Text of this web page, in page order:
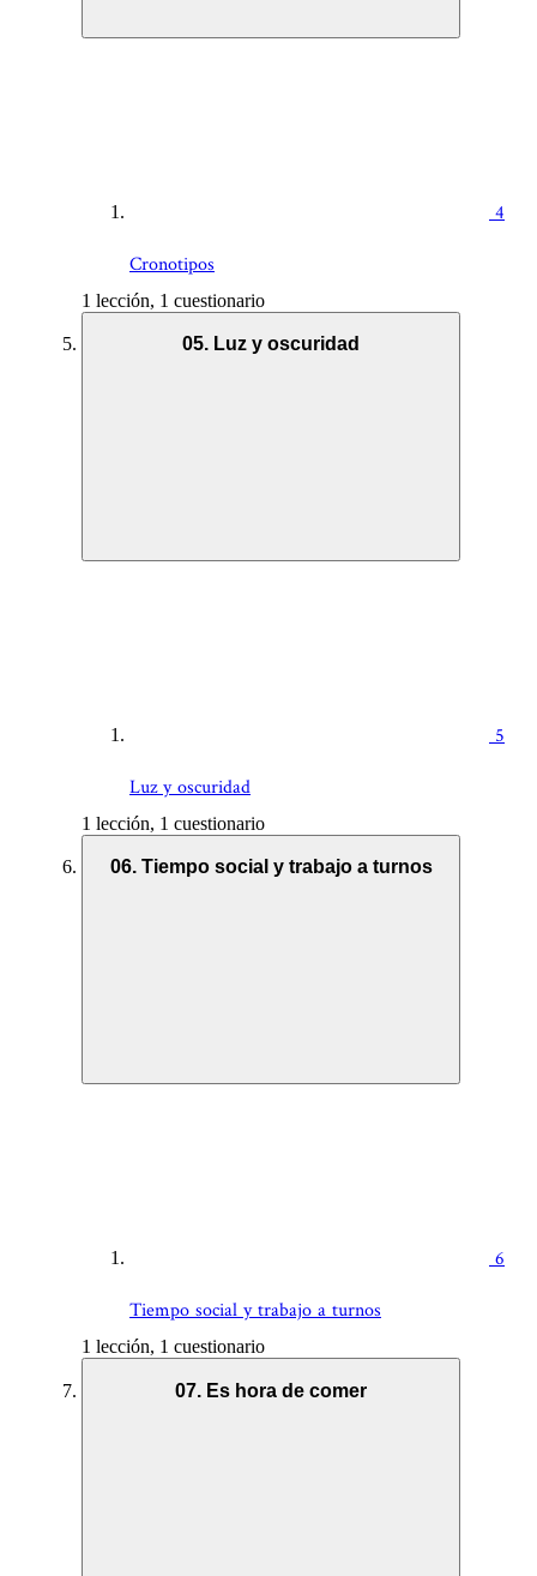
4
Cronotipos
1 lección, 1 cuestionario
05. Luz y oscuridad
5
Luz y oscuridad
1 lección, 1 cuestionario
06. Tiempo social y trabajo a turnos
6
Tiempo social y trabajo a turnos
1 lección, 1 cuestionario
07. Es hora de comer